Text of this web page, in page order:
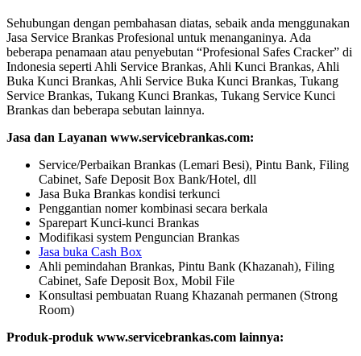
Sehubungan dengan pembahasan diatas, sebaik anda menggunakan
Jasa Service Brankas Profesional untuk menanganinya. Ada
beberapa penamaan atau penyebutan “Profesional Safes Cracker” di
Indonesia seperti Ahli Service Brankas, Ahli Kunci Brankas, Ahli
Buka Kunci Brankas, Ahli Service Buka Kunci Brankas, Tukang
Service Brankas, Tukang Kunci Brankas, Tukang Service Kunci
Brankas dan beberapa sebutan lainnya.
Jasa dan Layanan www.servicebrankas.com:
Service/Perbaikan Brankas (Lemari Besi), Pintu Bank, Filing
Cabinet, Safe Deposit Box Bank/Hotel, dll
Jasa Buka Brankas kondisi terkunci
Penggantian nomer kombinasi secara berkala
Sparepart Kunci-kunci Brankas
Modifikasi system Penguncian Brankas
Jasa buka Cash Box
Ahli pemindahan Brankas, Pintu Bank (Khazanah), Filing
Cabinet, Safe Deposit Box, Mobil File
Konsultasi pembuatan Ruang Khazanah permanen (Strong
Room)
Produk-produk www.servicebrankas.com lainnya: